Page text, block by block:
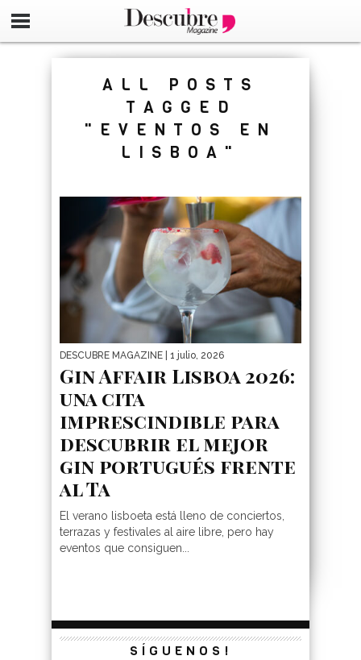
google-site-
ALL POSTS
TAGGED
"EVENTOS EN
LISBOA"
DESCUBRE MAGAZINE | 1 julio, 2026
Gin Affair Lisboa 2026:
una cita
imprescindible para
descubrir el mejor
gin portugués frente
al Ta
El verano lisboeta está lleno de conciertos,
terrazas y festivales al aire libre, pero hay
eventos que consiguen...
SÍGUENOS!